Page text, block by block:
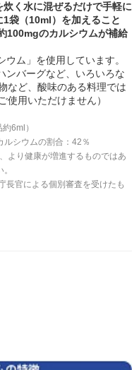
く水に混ぜるだけで手軽に
袋（10ml）を加えること
100mgのカルシウムが補給
ム」を使用しています。
ンバーグなど、いろいろな
など、酸味のある料理では
使用いただけません）
6ml）
シウムの割合：42％
より健康が増進するものではあ
長官による個別審査を受けたも